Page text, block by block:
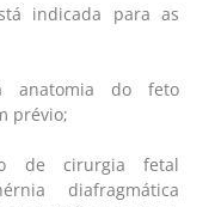
indicada para as
anatomia do feto
prévio;
de cirurgia fetal
diafragmática